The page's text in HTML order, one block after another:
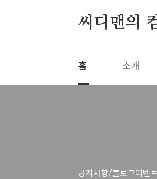
씨디맨의
홈 소개
공지사항/블로그이벤트